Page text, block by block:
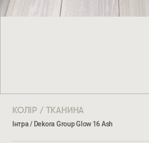
КОЛІР / ТКАНИНА
Інтра / Dekora Group Glow 16 Ash